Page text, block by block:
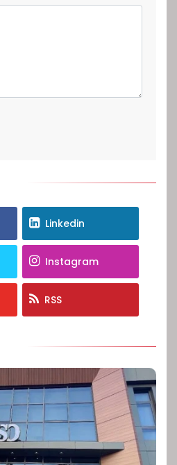
Linkedin
Instagram
RSS